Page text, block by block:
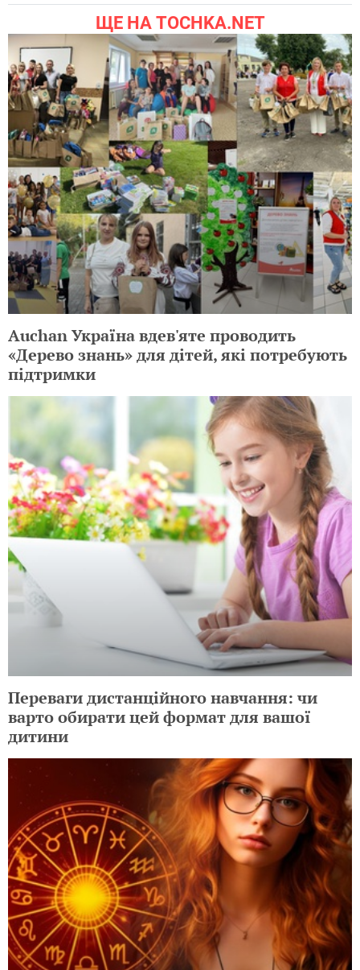
ЩЕ НА TOCHKA.NET
Auchan Україна вдев'яте проводить
«Дерево знань» для дітей, які потребують
підтримки
Переваги дистанційного навчання: чи
варто обирати цей формат для вашої
дитини